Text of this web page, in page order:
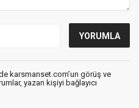
karsmanset.com’un görüş ve
yazan kişiyi bağlayıcı